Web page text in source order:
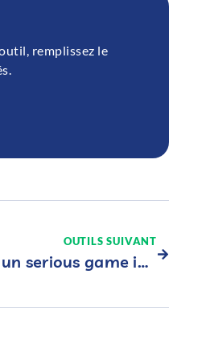
remplissez le
OUTILS SUIVANT
Le Labyrinthe Express : un serious game immersif pour prévenir le harcèlement scolaire